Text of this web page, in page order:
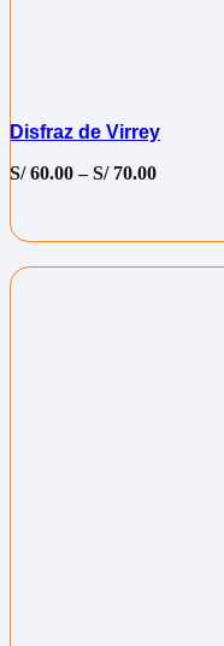
Disfraz de Virrey
S/60.00–S/70.00